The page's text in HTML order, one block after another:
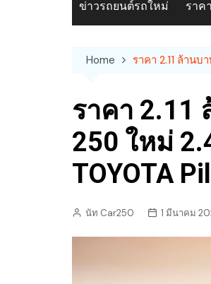
ข่าวรถยนต์รถใหม่ ราค
Home ราคา 2.11 ล้านบ
ราคา 2.11
250 ใหม่
TOYOTA
นัท Car250 1 มีนาคม